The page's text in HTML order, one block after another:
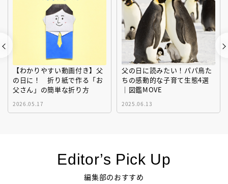
【わかりやすい動画付き】父
の日に！ 折り紙で作る「お
父さん」の簡単な折り方
2026.05.17
父の日に読みたい！パパ鳥た
ちの感動的な子育て生態4選
｜図鑑MOVE
2025.06.13
Editor’s Pick Up
編集部のおすすめ